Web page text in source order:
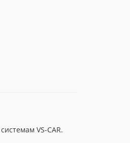
VS-CAR.